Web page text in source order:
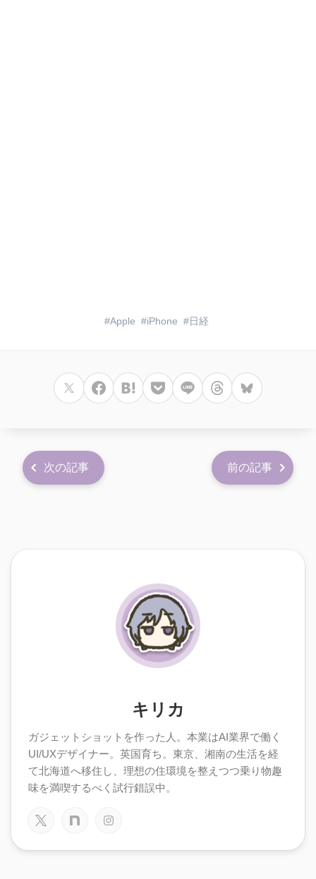
Apple iPhone 日経
次の記事 前の記事
キリカ
ガジェットショットを作った人。本業はAI業界で働く
UI/UXデザイナー。英国育ち。東京、湘南の生活を経
て北海道へ移住し、理想の住環境を整えつつ乗り物趣
味を満喫するべく試行錯誤中。